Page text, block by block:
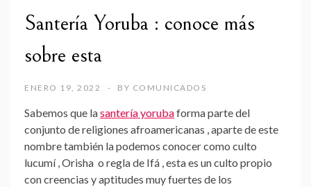
Santería Yoruba : conoce más
sobre esta
ENERO 19, 2022 BY COMUNICADOS
Sabemos que lasantería yorubaforma parte del
conjunto de religiones afroamericanas , aparte de este
nombre también la podemos conocer como culto
lucumí , Orisha o regla de Ifá , esta es un culto propio
con creencias y aptitudes muy fuertes de los